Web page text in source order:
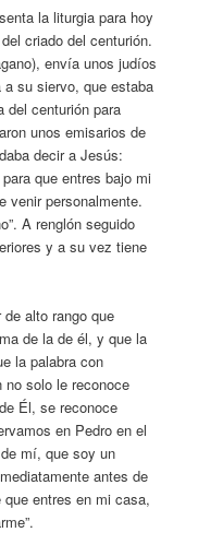
la liturgia para hoy
criado del centurión.
envía unos judíos
su siervo, que estaba
del centurión para
unos emisarios de
decir a Jesús:
que entres bajo mi
venir personalmente.
A renglón seguido
y a su vez tiene
alto rango que
de la de él, y que la
la palabra con
no solo le reconoce
Él, se reconoce
en Pedro en el
mí, que soy un
antes de
que entres en mi casa,